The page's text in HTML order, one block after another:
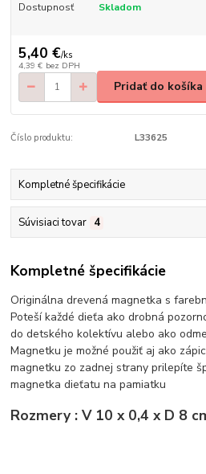
Dostupnosť Skladom
5,40 €/ks
4,39 € bez DPH
Pridať do košíka
Číslo produktu: L33625
Kompletné špecifikácie
Súvisiaci tovar 4
Kompletné špecifikácie
Originálna drevená magnetka s
Poteší každé dieťa ako drobná
do detského kolektívu alebo ako
Magnetku je možné použiť aj ako
magnetku zo zadnej strany prilepíte
magnetka dieťatu na pamiatku
Rozmery : V 10 x 0,4 x D 8